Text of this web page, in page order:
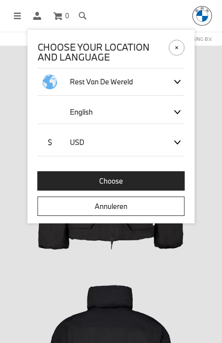
0
DEZE WEBSHOP WORDT BEHEERD DOOR STICHD SPORTMERCHANDISING B.V.
CHOOSE YOUR LOCATION
AND LANGUAGE
Rest Van De Wereld
English
$ USD
Choose
Annuleren